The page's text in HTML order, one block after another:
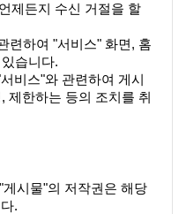
제든지 수신 거절을 할
련하여 "서비스" 화면, 홈
습니다.
비스"와 관련하여 게시
제한하는 등의 조치를 취
시물"의 저작권은 해당
.